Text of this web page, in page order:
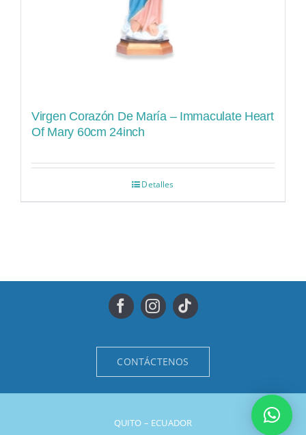
Virgen Corazón De María – Immaculate Heart
Of Mary 60cm 24inch
Detalles
CONTÁCTENOS
QUITO – ECUADOR